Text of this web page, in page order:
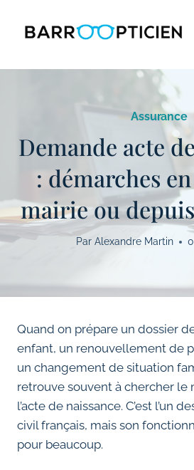
Assurance
Demande acte
: démarches
mairie ou
Par Alexandre Martin
Quand on prépare un dossier
enfant, un renouvellement de
un changement de situation
retrouve souvent à chercher le
l’acte de naissance. C’est l’un
civil français, mais son
pour beaucoup.